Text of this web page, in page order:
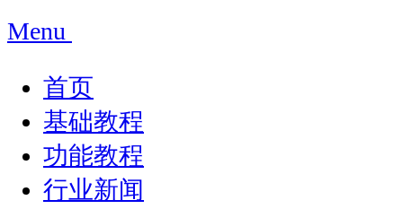
Menu
首页
基础教程
功能教程
行业新闻